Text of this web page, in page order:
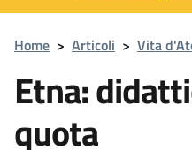
Home > Articoli > Vita
Etna:
quota